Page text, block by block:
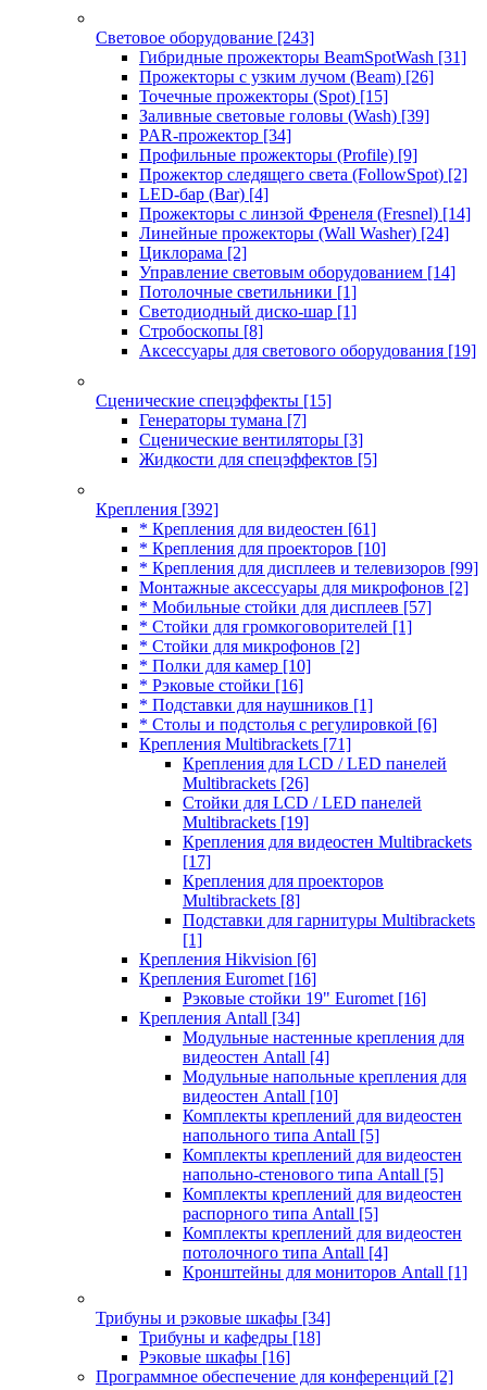
Световое оборудование [243]
Гибридные прожекторы BeamSpotWash [31]
Прожекторы с узким лучом (Beam) [26]
Точечные прожекторы (Spot) [15]
Заливные световые головы (Wash) [39]
PAR-прожектор [34]
Профильные прожекторы (Profile) [9]
Прожектор следящего света (FollowSpot) [2]
LED-бар (Bar) [4]
Прожекторы с линзой Френеля (Fresnel) [14]
Линейные прожекторы (Wall Washer) [24]
Циклорама [2]
Управление световым оборудованием [14]
Потолочные светильники [1]
Светодиодный диско-шар [1]
Стробоскопы [8]
Аксессуары для светового оборудования [19]
Сценические спецэффекты [15]
Генераторы тумана [7]
Сценические вентиляторы [3]
Жидкости для спецэффектов [5]
Крепления [392]
* Крепления для видеостен [61]
* Крепления для проекторов [10]
* Крепления для дисплеев и телевизоров [99]
Монтажные аксессуары для микрофонов [2]
* Мобильные стойки для дисплеев [57]
* Стойки для громкоговорителей [1]
* Стойки для микрофонов [2]
* Полки для камер [10]
* Рэковые стойки [16]
* Подставки для наушников [1]
* Столы и подстолья с регулировкой [6]
Крепления Multibrackets [71]
Крепления для LCD / LED панелей
Multibrackets [26]
Стойки для LCD / LED панелей
Multibrackets [19]
Крепления для видеостен Multibrackets
[17]
Крепления для проекторов
Multibrackets [8]
Подставки для гарнитуры Multibrackets
[1]
Крепления Hikvision [6]
Крепления Euromet [16]
Рэковые стойки 19" Euromet [16]
Крепления Antall [34]
Модульные настенные крепления для
видеостен Antall [4]
Модульные напольные крепления для
видеостен Antall [10]
Комплекты креплений для видеостен
напольного типа Antall [5]
Комплекты креплений для видеостен
напольно-стенового типа Antall [5]
Комплекты креплений для видеостен
распорного типа Antall [5]
Комплекты креплений для видеостен
потолочного типа Antall [4]
Кронштейны для мониторов Antall [1]
Трибуны и рэковые шкафы [34]
Трибуны и кафедры [18]
Рэковые шкафы [16]
Программное обеспечение для конференций [2]